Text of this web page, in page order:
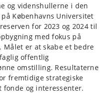
og videnshullerne i den
Københavns Universitet
for 2023 og 2024 til
med fokus på
er at skabe et bedre
offentlig
omstilling. Resultaterne
fremtidige strategiske
og interessenter.